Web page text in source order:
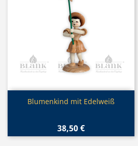
Vorschau
Blumenkind mit Edelweiß
38,50 €